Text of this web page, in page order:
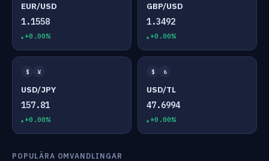
EUR/USD
1.1558
+0.00%
GBP/USD
1.3492
+0.00%
$ ¥
USD/JPY
157.81
+0.00%
$ ₺
USD/TL
47.6994
+0.00%
POPULÄRA OMVANDLINGAR